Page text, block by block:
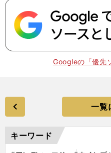
Googleの「優先
一覧
キーワード